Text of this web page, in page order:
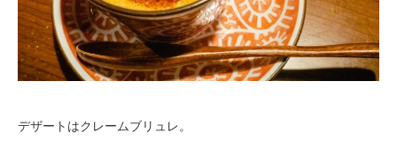
デザートはクレームブリュレ。